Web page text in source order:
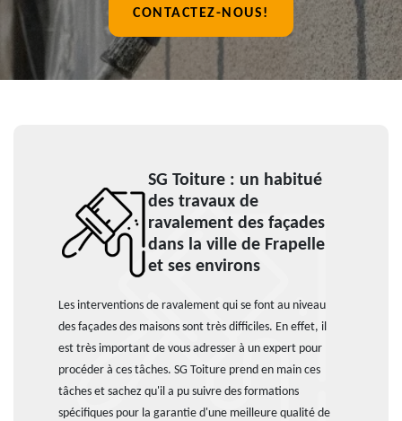
CONTACTEZ-NOUS!
SG Toiture : un habitué
des travaux de
ravalement des façades
dans la ville de Frapelle
et ses environs
Les interventions de ravalement qui se font au niveau
des façades des maisons sont très difficiles. En effet, il
est très important de vous adresser à un expert pour
procéder à ces tâches. SG Toiture prend en main ces
tâches et sachez qu'il a pu suivre des formations
spécifiques pour la garantie d'une meilleure qualité de